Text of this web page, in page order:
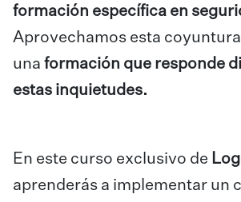
formación específica en
Aprovechamos esta
una formación que responde
estas inquietudes.
En este curso exclusivo de
aprenderás a implementar un